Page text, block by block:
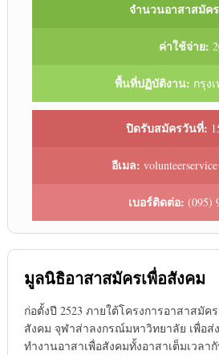
จำนวนอาสาสมัค
ค่าใช้จ่าย:
พื้นที่ปฏิบัติงาน: กรุง
ปิดรับสมัครวันที่:
อีเมล:
เบอร์ติดต่อ: (095)
มูลนิธิอาสาสมัครเพื่อสังคม
ก่อตั้งปี 2523 ภายใต้โครงการอาสาสมัค
สังคม จุฬาส่าลงกรณ์มหาวิทยาลัย เพื่อส่
ทำงานอาสาเพื่อสังคมทั้งอาสาเต็มเวล